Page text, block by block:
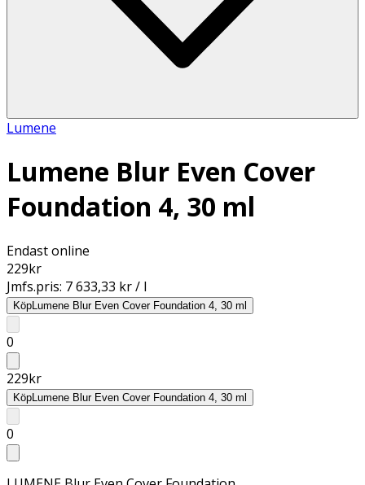
Lumene
Lumene Blur Even Cover
Foundation 4, 30 ml
Endast online
229kr
Jmfs.pris: 7 633,33 kr / l
KöpLumene Blur Even Cover Foundation 4, 30 ml
0
229kr
KöpLumene Blur Even Cover Foundation 4, 30 ml
0